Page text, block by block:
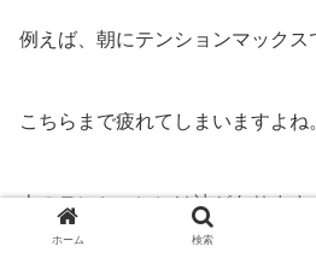
例えば、朝にテンションマックス
こちらまで疲れてしまいますよね
人のテンションには波があります
ホーム 検索